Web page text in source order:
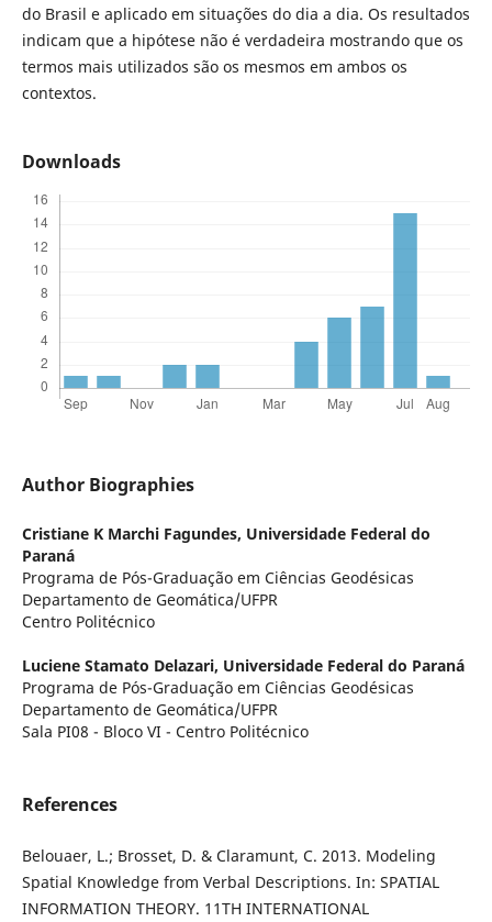
do Brasil e aplicado em situações do dia a dia. Os resultados
indicam que a hipótese não é verdadeira mostrando que os
termos mais utilizados são os mesmos em ambos os
contextos.
Downloads
Author Biographies
Cristiane K Marchi Fagundes, Universidade Federal do
Paraná
Programa de Pós-Graduação em Ciências Geodésicas
Departamento de Geomática/UFPR
Centro Politécnico
Luciene Stamato Delazari, Universidade Federal do Paraná
Programa de Pós-Graduação em Ciências Geodésicas
Departamento de Geomática/UFPR
Sala PI08 - Bloco VI - Centro Politécnico
References
Belouaer, L.; Brosset, D. & Claramunt, C. 2013. Modeling
Spatial Knowledge from Verbal Descriptions. In: SPATIAL
INFORMATION THEORY. 11TH INTERNATIONAL